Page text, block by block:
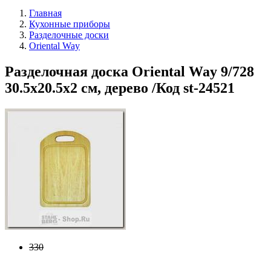
Главная
Кухонные приборы
Разделочные доски
Oriental Way
Разделочная доска Oriental Way 9/728
30.5х20.5х2 см, дерево /Код st-24521
330